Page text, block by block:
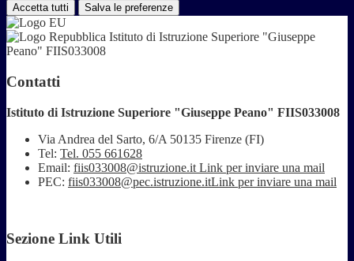
Accetta tutti Salva le preferenze
Istituto di Istruzione Superiore "Giuseppe
Peano" FIIS033008
Contatti
Istituto di Istruzione Superiore "Giuseppe Peano" FIIS033008
Via Andrea del Sarto, 6/A 50135 Firenze (FI)
Tel: Tel. 055 661628
Email: fiis033008@istruzione.it Link per inviare una mail
PEC: fiis033008@pec.istruzione.itLink per inviare una mail
Sezione Link Utili